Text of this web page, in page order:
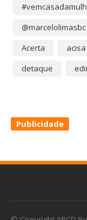
@marcelolimasbc
Acerta
acisa
detaque
Publicidade